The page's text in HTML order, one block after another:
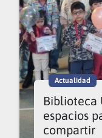
Actualidad
Biblioteca
espacios
compartir